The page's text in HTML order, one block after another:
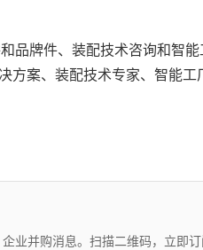
品牌件、装配技术咨询和智
案、装配技术专家、智能
业并购消息。扫描二维码，立即订